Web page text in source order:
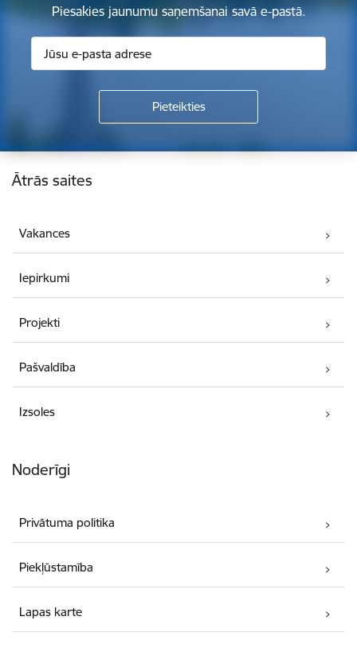
Piesakies jaunumu saņemšanai savā e-pastā.
Kājene
Ātrās saites
Vakances
Iepirkumi
Projekti
Pašvaldība
Izsoles
Noderīgi
Privātuma politika
Piekļūstamība
Lapas karte